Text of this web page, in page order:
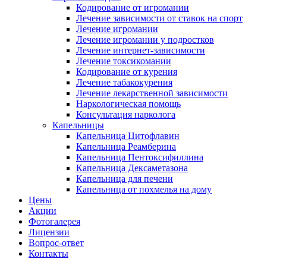
Кодирование от игромании
Лечение зависимости от ставок на спорт
Лечение игромании
Лечение игромании у подростков
Лечение интернет-зависимости
Лечение токсикомании
Кодирование от курения
Лечение табакокурения
Лечение лекарственной зависимости
Наркологическая помощь
Консультация нарколога
Капельницы
Капельница Цитофлавин
Капельница Реамберина
Капельница Пентоксифиллина
Капельница Дексаметазона
Капельница для печени
Капельница от похмелья на дому
Цены
Акции
Фотогалерея
Лицензии
Вопрос-ответ
Контакты